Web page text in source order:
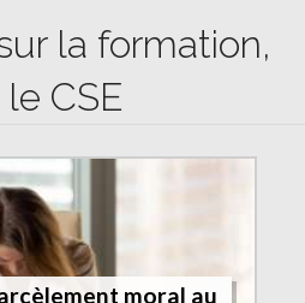
la formation,
CSE
moral au